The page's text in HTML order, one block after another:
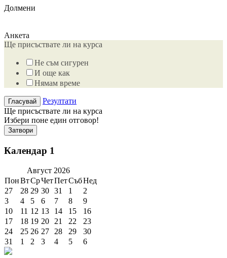
Долмени
Анкета
Ще присъствате ли на курса
Не съм сигурен
И още как
Нямам време
Резултати
Ще присъствате ли на курса
Избери поне един отговор!
Затвори
Календар 1
Август 2026
ПонВтСрЧетПетСъбНед
27
28 29 30 31 1
2
3
4 5 6 7 8
9
10
11 12 13 14 15
16
17
18 19 20 21 22
23
24
25 26 27 28 29
30
31
1 2 3 4 5 6